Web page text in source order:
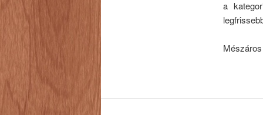
a